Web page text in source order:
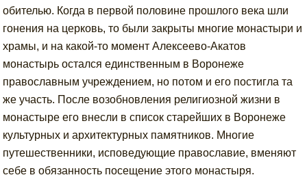
обителью. Когда в первой половине прошлого века шли
гонения на церковь, то были закрыты многие монастыри и
храмы, и на какой-то момент Алексеево-Акатов
монастырь остался единственным в Воронеже
православным учреждением, но потом и его постигла та
же участь. После возобновления религиозной жизни в
монастыре его внесли в список старейших в Воронеже
культурных и архитектурных памятников. Многие
путешественники, исповедующие православие, вменяют
себе в обязанность посещение этого монастыря.